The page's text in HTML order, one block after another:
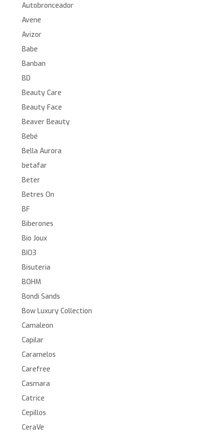
Autobronceador
Avene
Avizor
Babe
Banban
BD
Beauty Care
Beauty Face
Beaver Beauty
Bebé
Bella Aurora
betafar
Beter
Betres On
BF
Biberones
Bio Joux
BIO3
Bisuteria
BOHM
Bondi Sands
Bow Luxury Collection
Camaleon
Capilar
Caramelos
Carefree
Casmara
Catrice
Cepillos
CeraVe